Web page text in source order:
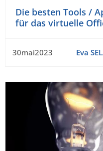
Die besten Tools /
für das virtuelle
30mai2023 Eva